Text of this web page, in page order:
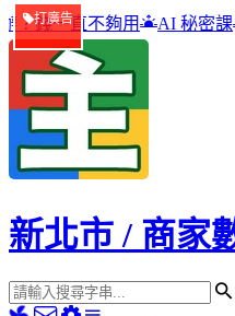
密課 高雄吉林街夜市 小雨
新北市 / 商家
打廣告